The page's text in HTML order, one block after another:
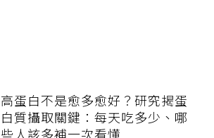
高蛋白不是愈多愈好？研究揭蛋
白質攝取關鍵：每天吃多少、哪
些人該多補一次看懂